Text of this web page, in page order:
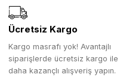
Ücretsiz Kargo
Kargo masrafı yok! Avantajlı
siparişlerde ücretsiz kargo ile
daha kazançlı alışveriş yapın.